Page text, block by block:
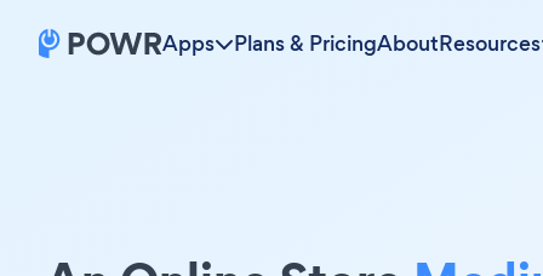
Apps Plans & PricingAboutResources